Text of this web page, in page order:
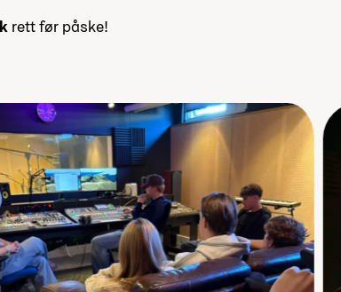
rett før påske!